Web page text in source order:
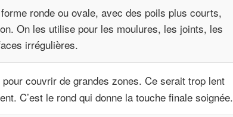
ronde ou ovale, avec des poils plus courts,
On les utilise pour les moulures, les joints, les
irrégulières.
couvrir de grandes zones. Ce serait trop lent
C’est le rond qui donne la touche finale soignée.